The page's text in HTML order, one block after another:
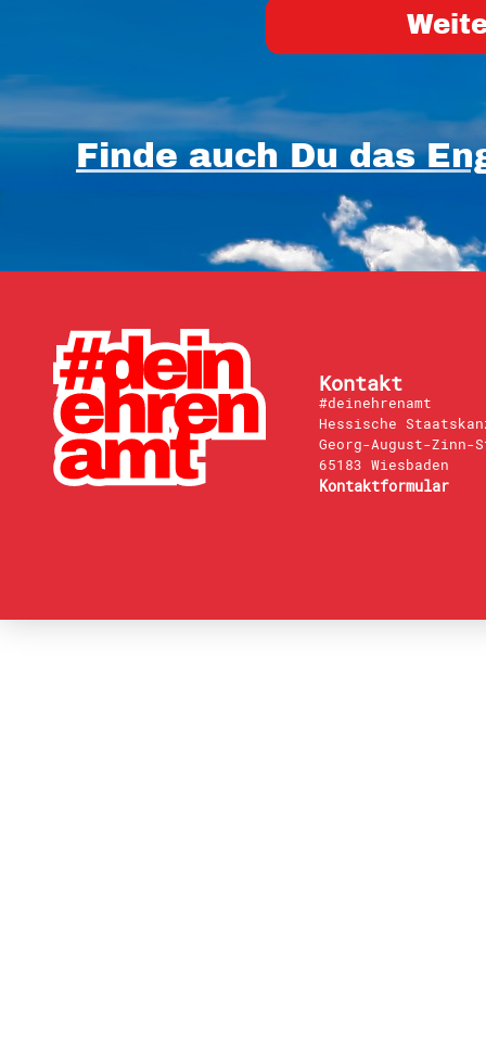
Finde auch Du das
Kontakt
#deinehrenamt
Hessische
Georg-August-Zinn-
65183 Wiesbaden
Kontaktformular